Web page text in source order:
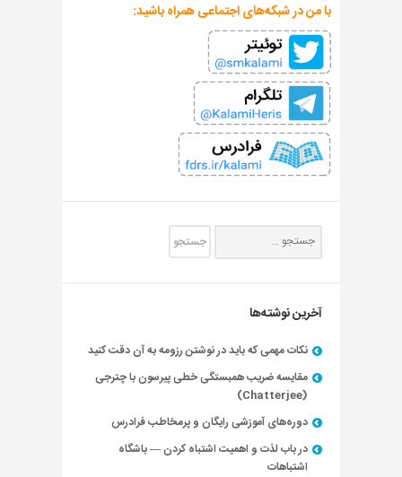
با من در شبکه‌های اجتماعی همراه باشید:
آخرین نوشته‌ها
نکات مهمی که باید در نوشتن رزومه به آن دقت کنید
مقایسه ضریب همبستگی خطی پیرسون با چترجی
(Chatterjee)
دوره‌های آموزشی رایگان و پرمخاطب فرادرس
در باب لذت و اهمیت اشتباه کردن — باشگاه
اشتباهات